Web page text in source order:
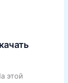
этой